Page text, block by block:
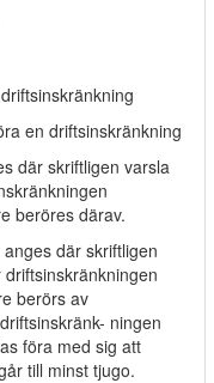
en driftsinskränkning
där skriftligen varsla
beröres därav.
där skriftligen
berörs av
ningen
föra med sig att
till minst tjugo.